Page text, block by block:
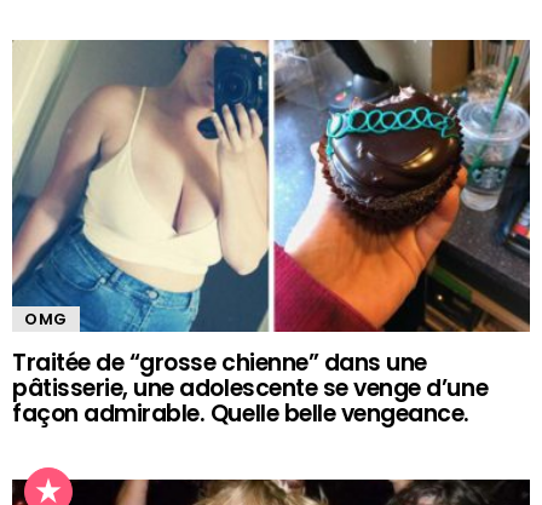
OMG
Traitée de “grosse chienne” dans une
pâtisserie, une adolescente se venge d’une
façon admirable. Quelle belle vengeance.